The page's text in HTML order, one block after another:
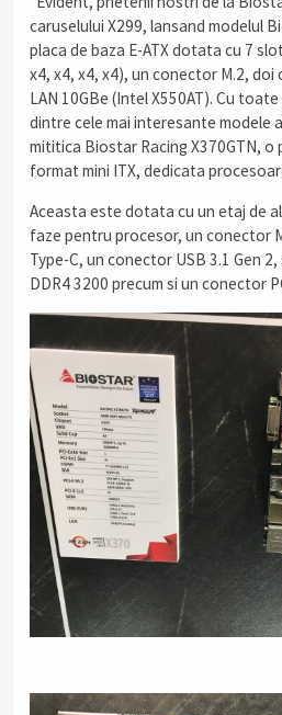
caruselului X299, lansand modelul
placa de baza E-ATX dotata cu 7
x4, x4, x4, x4), un conector M.2,
LAN 10GBe (Intel X550AT). Cu
dintre cele mai interesante modele
mititica Biostar Racing X370GTN, o
format mini ITX, dedicata
Aceasta este dotata cu un etaj de
faze pentru procesor, un conector
Type-C, un conector USB 3.1 Gen
DDR4 3200 precum si un conector